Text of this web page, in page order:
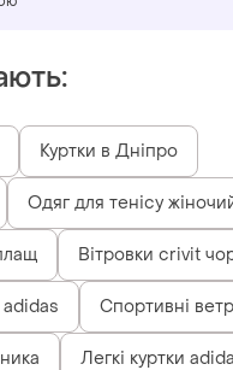
Куртки в Дніпро
Одяг для тенісу
Вітровки crivit
adidas Спортивні
Легкі куртки